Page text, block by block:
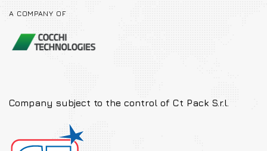
A COMPANY OF
Company subject to the control of Ct Pack S.r.l.